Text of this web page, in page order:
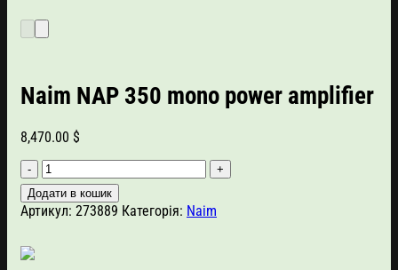
Naim NAP 350 mono power amplifier
8,470.00 $
Naim
NAP
350
mono
Додати в кошик
Артикул: 273889 Категорія: Naim